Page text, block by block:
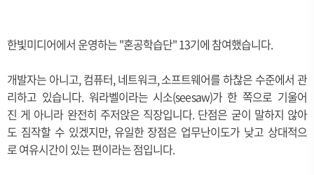
한빛미디어에서 운영하는 "혼공학습단" 13기에 참여했습니다.
개발자는 아니고, 컴퓨터, 네트워크, 소프트웨어를 하찮은 수준에서 관
리하고 있습니다. 워라벨이라는 시소(seesaw)가 한 쪽으로 기울어
진 게 아니라 완전히 주저앉은 직장입니다. 단점은 굳이 말하지 않아
도 짐작할 수 있겠지만, 유일한 장점은 업무난이도가 낮고 상대적으
로 여유시간이 있는 편이라는 점입니다.